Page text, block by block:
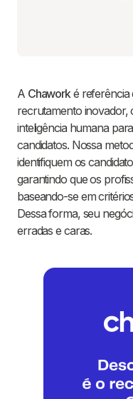
A Chaworké referência
recrutamento inovador,
inteligência humana
candidatos. Nossa
identifiquem os
garantindo que os
baseando-se em
Dessa forma, seu
erradas e caras.